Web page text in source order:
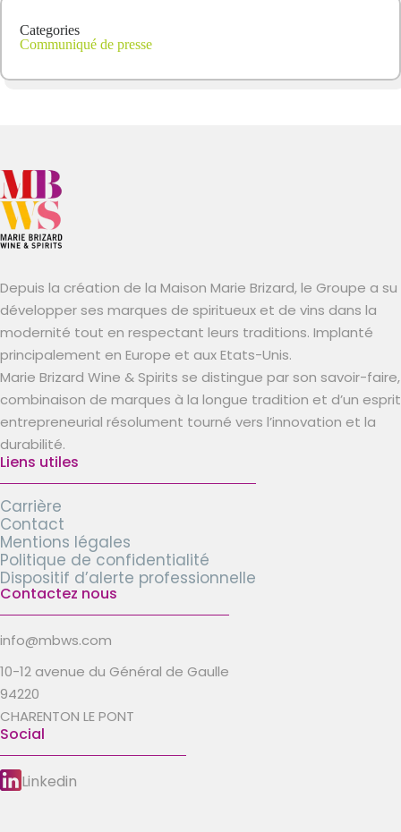
Categories
Communiqué de presse
Depuis la création de la Maison Marie Brizard, le Groupe a su
développer ses marques de spiritueux et de vins dans la
modernité tout en respectant leurs traditions. Implanté
principalement en Europe et aux Etats-Unis.
Marie Brizard Wine & Spirits se distingue par son savoir-faire,
combinaison de marques à la longue tradition et d’un esprit
entrepreneurial résolument tourné vers l’innovation et la
durabilité.
Liens utiles
Carrière
Contact
Mentions légales
Politique de confidentialité
Dispositif d’alerte professionnelle
Contactez nous
info@mbws.com
10-12 avenue du Général de Gaulle
94220
CHARENTON LE PONT
Social
Linkedin